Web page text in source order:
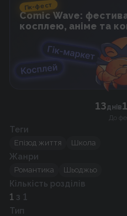
Гік-фест
Comic Wave:
косплею, аніме та
13днів
До
Теги
Епізод життя Школа
Жанри
Романтика Шьоджьо
Кількість розділів
1 з 1
Тип